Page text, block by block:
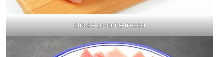
strisce di carne fresca